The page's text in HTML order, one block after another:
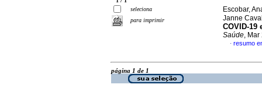
seleciona
para imprimir
Escobar,
Janne
COVID-
Saúde,
· resumo
página 1 de 1